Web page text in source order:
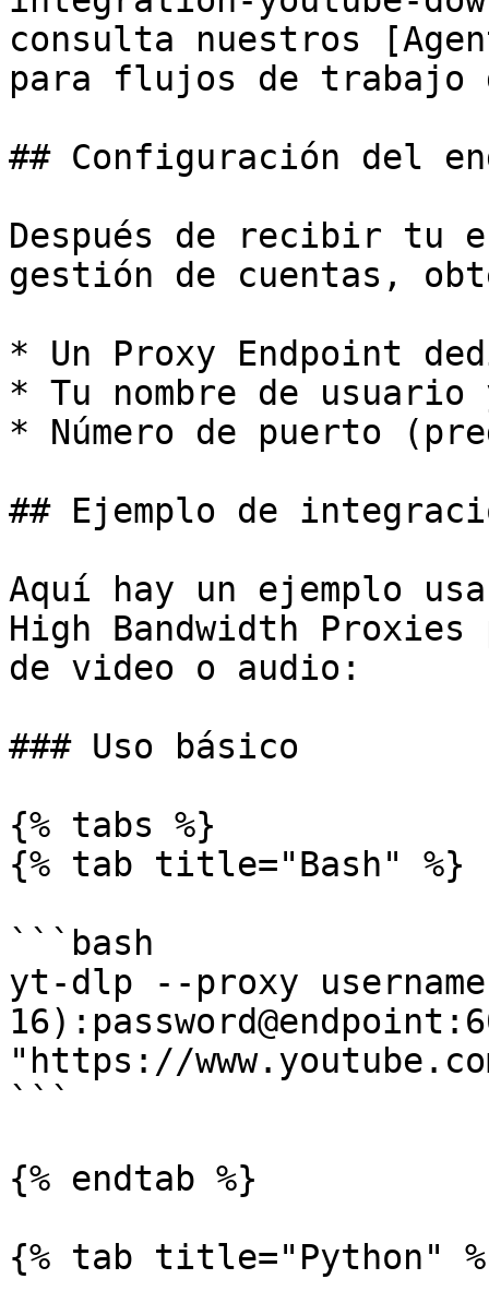
consulta nuestros
para flujos de trabajo
## Configuración del
Después de recibir tu
gestión de cuentas,
* Un Proxy Endpoint
* Tu nombre de usuario
* Número de puerto
## Ejemplo de
Aquí hay un ejemplo
High Bandwidth
de video o audio:
### Uso básico
{% tabs %}
{% tab title="Bash" %}
```bash
yt-dlp --proxy
"https://
```
{% endtab %}
{% tab title="Python"